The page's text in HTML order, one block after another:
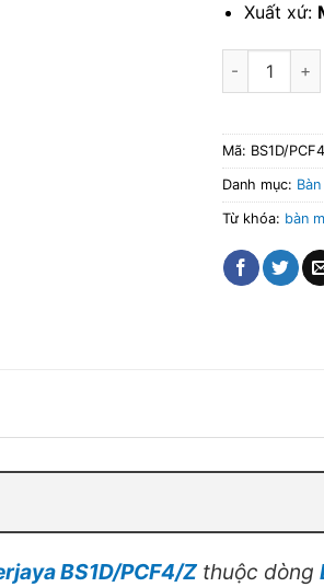
Xuất xứ:
Bàn mát
Mã: BS1D/
Danh mục:
Từ khóa: bàn
BS1D/PCF4/Zthuộc dòng